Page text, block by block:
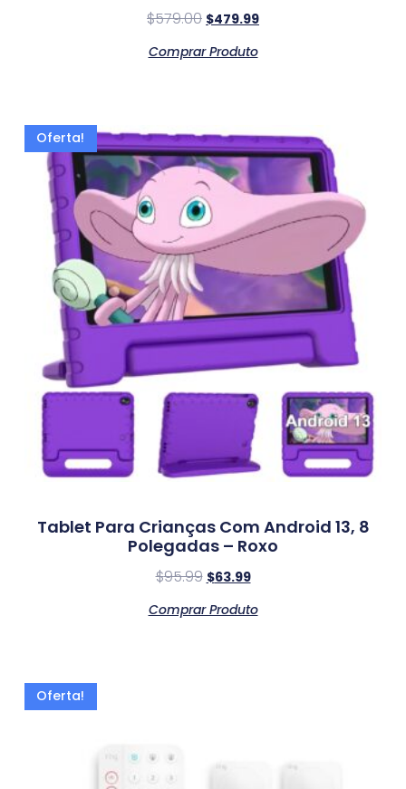
$579.00 $479.99
Comprar Produto
Oferta!
Tablet Para Crianças Com Android 13, 8
Polegadas – Roxo
$95.99 $63.99
Comprar Produto
Oferta!